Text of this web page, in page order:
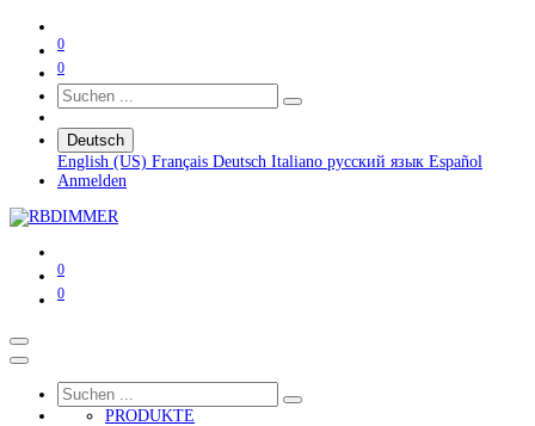
0
0
Deutsch
English (US) Français Deutsch Italiano русский язык Español
Anmelden
0
0
PRODUKTE